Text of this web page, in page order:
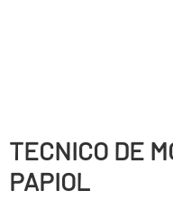
TECNICO DE
PAPIOL